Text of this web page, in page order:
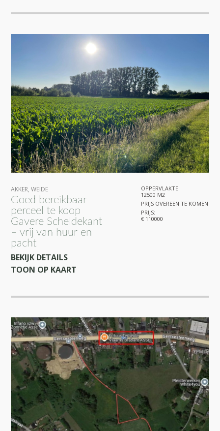
AKKER,WEIDE
Goed bereikbaar
perceel te koop
Gavere Scheldekant
– vrij van huur en
pacht
BEKIJK DETAILS
TOON OP KAART
OPPERVLAKTE:
12500 M2
PRIJS OVEREEN TE KOMEN
PRIJS:
€ 110000